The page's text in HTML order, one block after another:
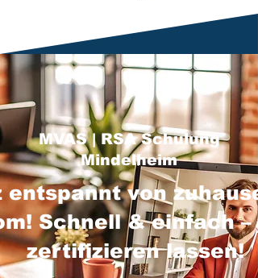
MVAS | RSA Schulung
Mindelheim
entspannt von
Schnell & einfach –
zertifizieren lassen!